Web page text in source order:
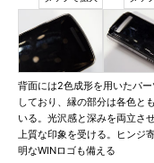
背面には2色成形を用いたパー
しており、縁の部分は各色と
いる。光沢感と深みを両立させ
上質な印象を受ける。ヒンジ
明なWINロゴも備える